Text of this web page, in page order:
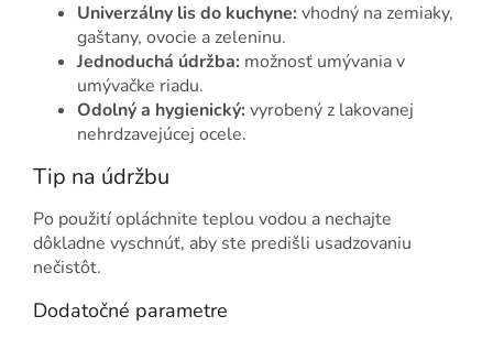
Univerzálny lis do kuchyne: vhodný na zemiaky,
gaštany, ovocie a zeleninu.
Jednoduchá údržba: možnosť umývania v
umývačke riadu.
Odolný a hygienický: vyrobený z lakovanej
nehrdzavejúcej ocele.
Tip na údržbu
Po použití opláchnite teplou vodou a nechajte
dôkladne vyschnúť, aby ste predišli usadzovaniu
nečistôt.
Dodatočné parametre